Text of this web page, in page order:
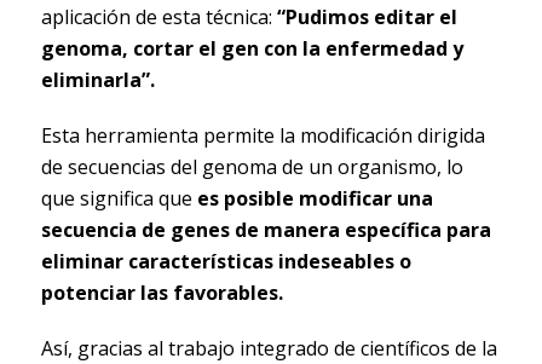
aplicación de esta técnica: “Pudimos editar el
genoma, cortar el gen con la enfermedad y
eliminarla”.
Esta herramienta permite la modificación dirigida
de secuencias del genoma de un organismo, lo
que significa que es posible modificar una
secuencia de genes de manera específica para
eliminar características indeseables o
potenciar las favorables.
Así, gracias al trabajo integrado de científicos de la